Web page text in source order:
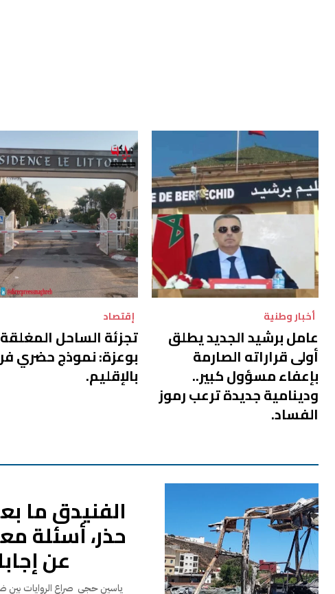
أخبار وطنية
عامل برشيد الجديد يطلق
أولى قراراته الصارمة
بإعفاء مسؤول كبير..
ودينامية جديدة ترعب رموز
الفساد.
إقتصاد
تجزئة الساحل المغلقة
بوعزة: نموذج حضري
بالإقليم.
الفنيدق ما
حذر، أسئلة
عن